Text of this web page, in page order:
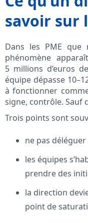
savoir sur
Dans les PME que
phénomène
5 millions d’euros
équipe dépasse
à fonctionner
signe, contrôle. Sauf
Trois points sont
ne pas
les équipes
prendre des
la direction
point de